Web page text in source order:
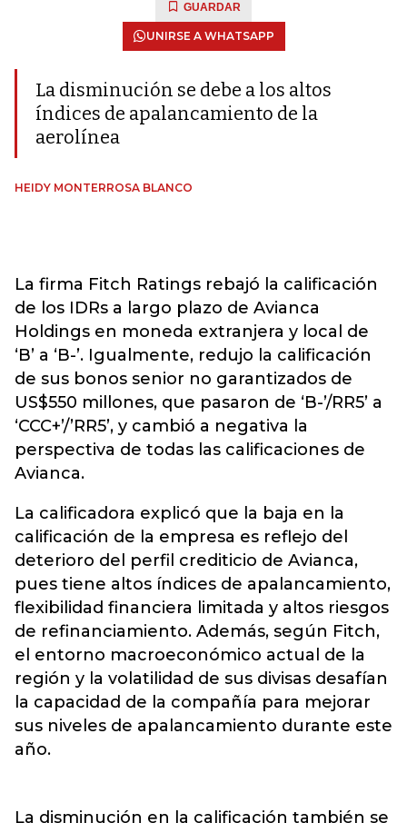
GUARDAR
UNIRSE A WHATSAPP
La disminución se debe a los altos
índices de apalancamiento de la
aerolínea
HEIDY MONTERROSA BLANCO
La firma Fitch Ratings rebajó la calificación
de los IDRs a largo plazo de Avianca
Holdings en moneda extranjera y local de
‘B’ a ‘B-’. Igualmente, redujo la calificación
de sus bonos senior no garantizados de
US$550 millones, que pasaron de ‘B-’/RR5’ a
‘CCC+’/’RR5’, y cambió a negativa la
perspectiva de todas las calificaciones de
Avianca.
La calificadora explicó que la baja en la
calificación de la empresa es reflejo del
deterioro del perfil crediticio de Avianca,
pues tiene altos índices de apalancamiento,
flexibilidad financiera limitada y altos riesgos
de refinanciamiento. Además, según Fitch,
el entorno macroeconómico actual de la
región y la volatilidad de sus divisas desafían
la capacidad de la compañía para mejorar
sus niveles de apalancamiento durante este
año.
La disminución en la calificación también se